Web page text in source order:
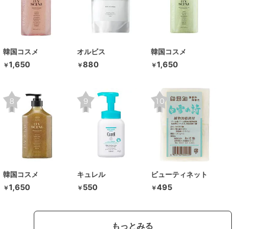
韓国コスメ
￥1,650
オルビス
￥880
韓国コスメ
￥1,650
韓国コスメ
￥1,650
キュレル
￥ 550
ビューティネット
￥495
もっとみる